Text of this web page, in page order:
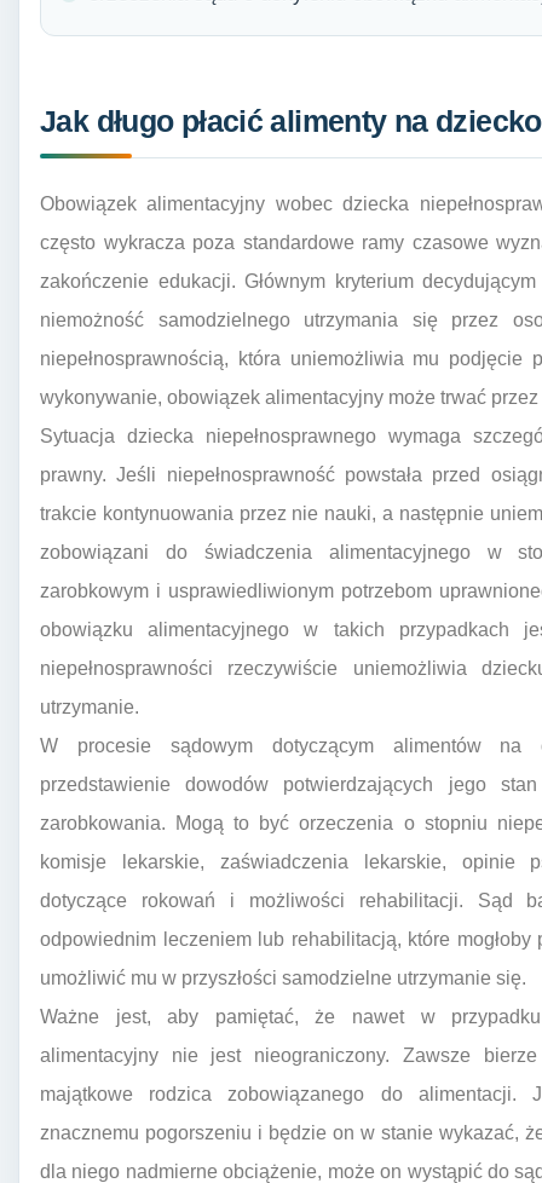
Jak długo płacić alimenty na
Obowiązek alimentacyjny wobec dziecka
często wykracza poza standardowe ramy czasowe
zakończenie edukacji. Głównym kryterium
niemożność samodzielnego utrzymania się przez
niepełnosprawnością, która uniemożliwia mu
wykonywanie, obowiązek alimentacyjny może trwać przez
Sytuacja dziecka niepełnosprawnego wymaga
prawny. Jeśli niepełnosprawność powstała przed
trakcie kontynuowania przez nie nauki, a następnie
zobowiązani do świadczenia alimentacyjnego w
zarobkowym i usprawiedliwionym potrzebom
obowiązku alimentacyjnego w takich przypadkach
niepełnosprawności rzeczywiście uniemożliwia
utrzymanie.
W procesie sądowym dotyczącym alimentów na
przedstawienie dowodów potwierdzających jego
zarobkowania. Mogą to być orzeczenia o stopniu
komisje lekarskie, zaświadczenia lekarskie, opinie
dotyczące rokowań i możliwości rehabilitacji. Sąd
odpowiednim leczeniem lub rehabilitacją, które
umożliwić mu w przyszłości samodzielne utrzymanie się.
Ważne jest, aby pamiętać, że nawet w przypadku
alimentacyjny nie jest nieograniczony. Zawsze
majątkowe rodzica zobowiązanego do alimentacji.
znacznemu pogorszeniu i będzie on w stanie wykazać,
dla niego nadmierne obciążenie, może on wystąpić do